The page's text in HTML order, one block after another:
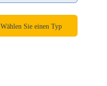
Wählen Sie einen Typ